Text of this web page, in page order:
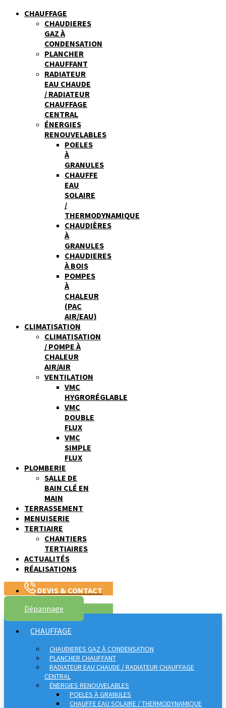
CHAUFFAGE
CHAUDIERES
GAZ À
CONDENSATION
PLANCHER
CHAUFFANT
RADIATEUR
EAU CHAUDE
/ RADIATEUR
CHAUFFAGE
CENTRAL
ÉNERGIES
RENOUVELABLES
POELES
À
GRANULES
CHAUFFE
EAU
SOLAIRE
/
THERMODYNAMIQUE
CHAUDIÈRES
À
GRANULES
CHAUDIERES
À BOIS
POMPES
À
CHALEUR
(PAC
AIR/EAU)
CLIMATISATION
CLIMATISATION
/ POMPE À
CHALEUR
AIR/AIR
VENTILATION
VMC
HYGRORÉGLABLE
VMC
DOUBLE
FLUX
VMC
SIMPLE
FLUX
PLOMBERIE
SALLE DE
BAIN CLÉ EN
MAIN
TERRASSEMENT
MENUISERIE
TERTIAIRE
CHANTIERS
TERTIAIRES
ACTUALITÉS
RÉALISATIONS
DEVIS & CONTACT
Dépannage
CHAUFFAGE
CHAUDIERES GAZ À CONDENSATION
PLANCHER CHAUFFANT
RADIATEUR EAU CHAUDE / RADIATEUR CHAUFFAGE
CENTRAL
ÉNERGIES RENOUVELABLES
POELES À GRANULES
CHAUFFE EAU SOLAIRE / THERMODYNAMIQUE